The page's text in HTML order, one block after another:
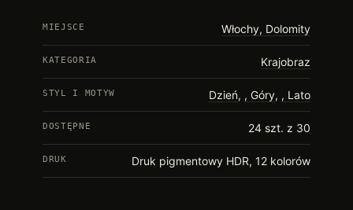
MIEJSCE Włochy, Dolomity
KATEGORIA Krajobraz
STYL I MOTYW Dzień, Góry, Lato
DOSTĘPNE 24 szt. z 30
DRUK Druk pigmentowy HDR, 12 kolorów